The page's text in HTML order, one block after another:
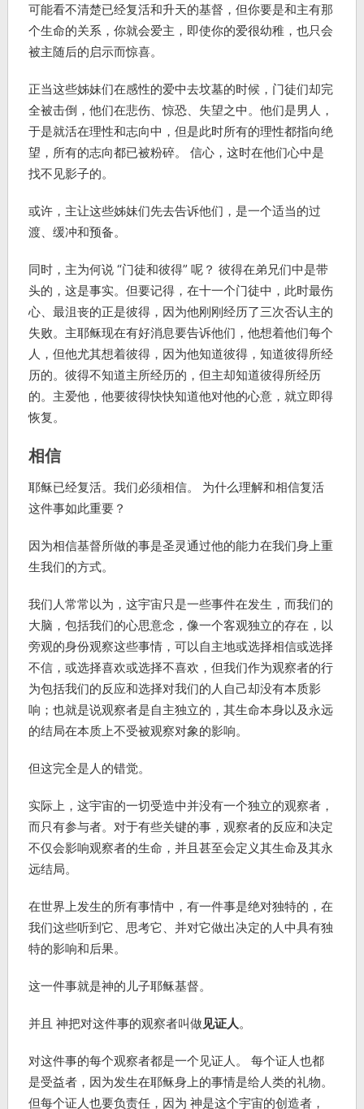
可能看不清楚已经复活和升天的基督，但你要是和主有那
个生命的关系，你就会爱主，即使你的爱很幼稚，也只会
被主随后的启示而惊喜。
正当这些姊妹们在感性的爱中去坟墓的时候，门徒们却完
全被击倒，他们在悲伤、惊恐、失望之中。他们是男人，
于是就活在理性和志向中，但是此时所有的理性都指向绝
望，所有的志向都已被粉碎。 信心，这时在他们心中是
找不见影子的。
或许，主让这些姊妹们先去告诉他们，是一个适当的过
渡、缓冲和预备。
同时，主为何说 “门徒和彼得” 呢？ 彼得在弟兄们中是带
头的，这是事实。但要记得，在十一个门徒中，此时最伤
心、最沮丧的正是彼得，因为他刚刚经历了三次否认主的
失败。主耶稣现在有好消息要告诉他们，他想着他们每个
人，但他尤其想着彼得，因为他知道彼得，知道彼得所经
历的。彼得不知道主所经历的，但主却知道彼得所经历
的。主爱他，他要彼得快快知道他对他的心意，就立即得
恢复。
相信
耶稣已经复活。我们必须相信。 为什么理解和相信复活
这件事如此重要？
因为相信基督所做的事是圣灵通过他的能力在我们身上重
生我们的方式。
我们人常常以为，这宇宙只是一些事件在发生，而我们的
大脑，包括我们的心思意念，像一个客观独立的存在，以
旁观的身份观察这些事情，可以自主地或选择相信或选择
不信，或选择喜欢或选择不喜欢，但我们作为观察者的行
为包括我们的反应和选择对我们的人自己却没有本质影
响；也就是说观察者是自主独立的，其生命本身以及永远
的结局在本质上不受被观察对象的影响。
但这完全是人的错觉。
实际上，这宇宙的一切受造中并没有一个独立的观察者，
而只有参与者。对于有些关键的事，观察者的反应和决定
不仅会影响观察者的生命，并且甚至会定义其生命及其永
远结局。
在世界上发生的所有事情中，有一件事是绝对独特的，在
我们这些听到它、思考它、并对它做出决定的人中具有独
特的影响和后果。
这一件事就是神的儿子耶稣基督。
并且 神把对这件事的观察者叫做见证人。
对这件事的每个观察者都是一个见证人。 每个证人也都
是受益者，因为发生在耶稣身上的事情是给人类的礼物。
但每个证人也要负责任，因为 神是这个宇宙的创造者，